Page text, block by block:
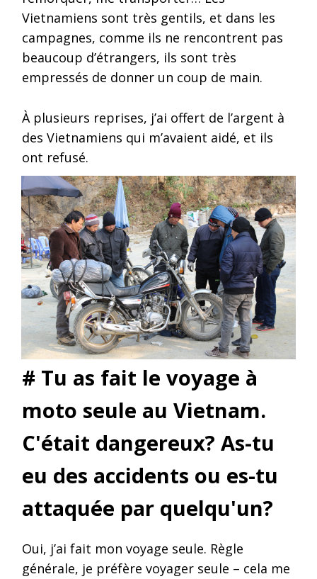
Vietnamiens sont très gentils, et dans les
campagnes, comme ils ne rencontrent pas
beaucoup d’étrangers, ils sont très
empressés de donner un coup de main.
À plusieurs reprises, j’ai offert de l’argent à
des Vietnamiens qui m’avaient aidé, et ils
ont refusé.
# Tu as fait le voyage à
moto seule au Vietnam.
C'était dangereux? As-tu
eu des accidents ou es-tu
attaquée par quelqu'un?
Oui, j’ai fait mon voyage seule. Règle
générale, je préfère voyager seule – cela me